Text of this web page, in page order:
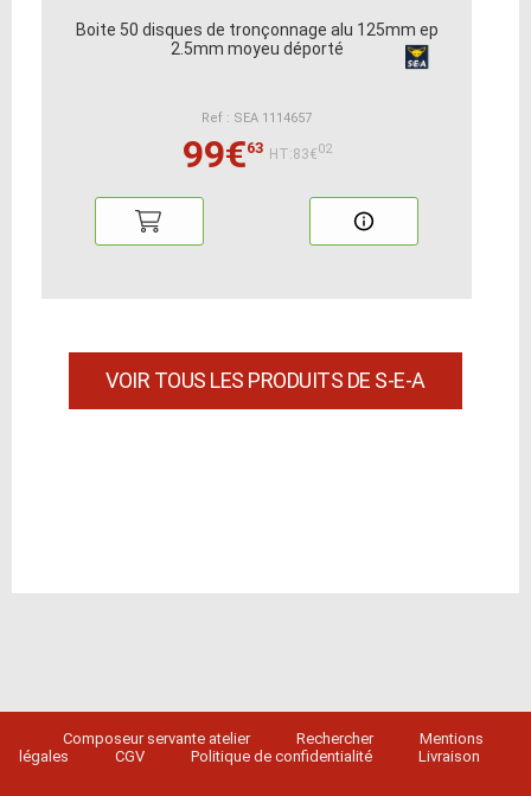
Boite 50 disques de tronçonnage alu 125mm ep
2.5mm moyeu déporté
Ref : SEA 1114657
99€63 HT:83€02
VOIR TOUS LES PRODUITS DE S-E-A
Composeur servante atelier Rechercher
Mentions
légales
CGV Politique de confidentialité Livraison